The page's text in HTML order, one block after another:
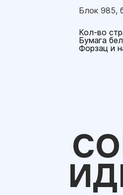
Блок 985,
Кол-во
Бумага
Форзац и